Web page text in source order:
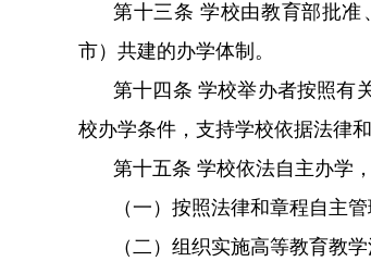
第十三条 学校由教育部批准
市）共建的办学体制。
第十四条 学校举办者按照有关
校办学条件，支持学校依据法律
第十五条 学校依法自主办学，享
（一）按照法律和章程自主管
（二）组织实施高等教育教学